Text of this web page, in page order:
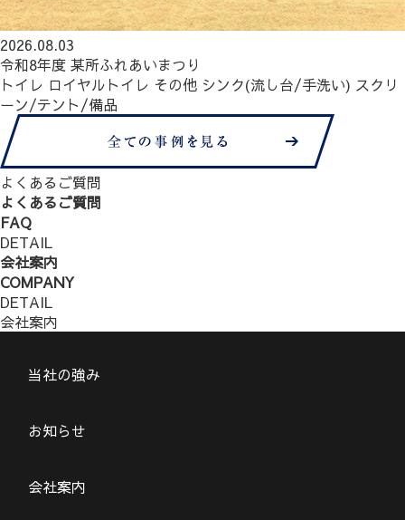
2026.08.03
令和8年度 某所ふれあいまつり
トイレ ロイヤルトイレ その他 シンク(流し台/手洗い) スクリ
ーン/テント/備品
よくあるご質問
よくあるご質問
FAQ
DETAIL
会社案内
COMPANY
DETAIL
会社案内
当社の強み
お知らせ
会社案内